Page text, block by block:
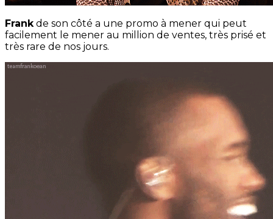
Frankde son côté a une promo à mener qui peut
facilement le mener au million de ventes, très prisé et
très rare de nos jours.